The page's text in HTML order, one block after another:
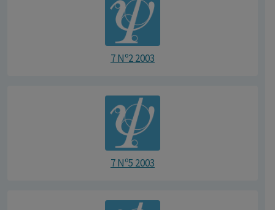
7 Nº2 2003
7 Nº5 2003